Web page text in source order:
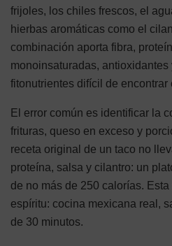
frijoles, los chiles frescos, el
hierbas aromáticas como el
combinación aporta fibra,
monoinsaturadas,
fitonutrientes difícil de encontrar
El error común es identificar la
frituras, queso en exceso y
receta original de un taco no
proteína, salsa y cilantro: un
de no más de 250 calorías.
espíritu: cocina mexicana real,
de 30 minutos.